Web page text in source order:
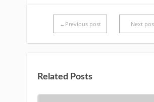
←Previous post Next
Related Posts